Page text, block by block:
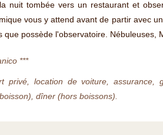
nuit tombée vers un restaurant et
vous y attend avant de partir avec
que possède l'observatoire.
***
privé, location de voiture, assurance,
dîner (hors boissons).